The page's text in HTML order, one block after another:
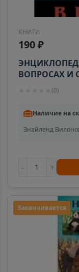
КНИГИ
190 ₽
ВОПРОСАХ И
мире
(0)
Наличие на
Знайленд
- +
Заканчивается